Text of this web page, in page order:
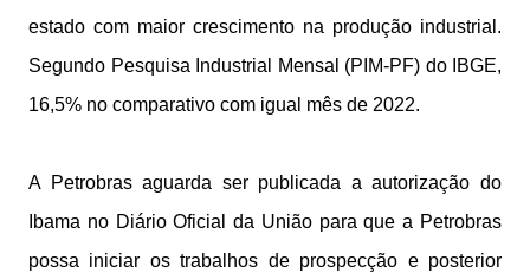
estado com maior crescimento na produção industrial.
Segundo Pesquisa Industrial Mensal (PIM-PF) do IBGE,
16,5% no comparativo com igual mês de 2022.
A Petrobras aguarda ser publicada a autorização do
Ibama no Diário Oficial da União para que a Petrobras
possa iniciar os trabalhos de prospecção e posterior